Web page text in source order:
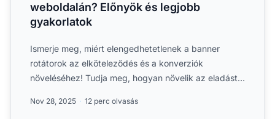
weboldalán? Előnyök és legjobb
gyakorlatok
Ismerje meg, miért elengedhetetlenek a banner
rotátorok az elköteleződés és a konverziók
növeléséhez! Tudja meg, hogyan növelik az eladást a
Nov 28, 2025 12 perc olvasás